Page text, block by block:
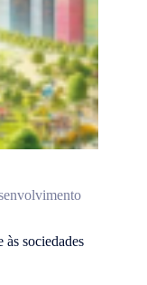
sociedades